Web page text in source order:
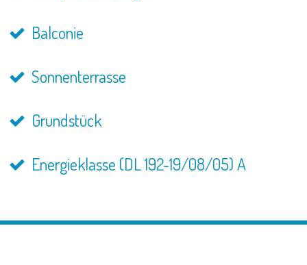
Balconie
Sonnenterrasse
Grundstück
Energieklasse (DL 192-19/08/05) A